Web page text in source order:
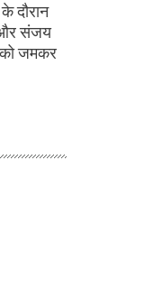
दौरान
संजय
को जमकर